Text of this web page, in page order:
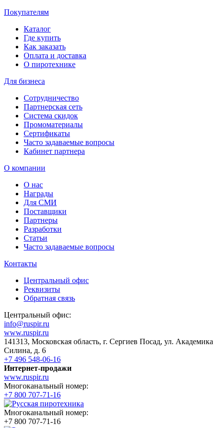
Покупателям
Каталог
Где купить
Как заказать
Оплата и доставка
О пиротехнике
Для бизнеса
Сотрудничество
Партнерская сеть
Система скидок
Промоматериалы
Сертификаты
Часто задаваемые вопросы
Кабинет партнера
О компании
О нас
Награды
Для СМИ
Поставщики
Партнеры
Разработки
Статьи
Часто задаваемые вопросы
Контакты
Центральный офис
Реквизиты
Обратная связь
Центральный офис:
info@ruspir.ru
www.ruspir.ru
141313, Московская область, г. Сергиев Посад, ул. Академика
Силина, д. 6
+7 496 548-06-16
Интернет-продажи
www.ruspir.ru
Многоканальный номер:
+7 800 707-71-16
Многоканальный номер:
+7 800 707-71-16